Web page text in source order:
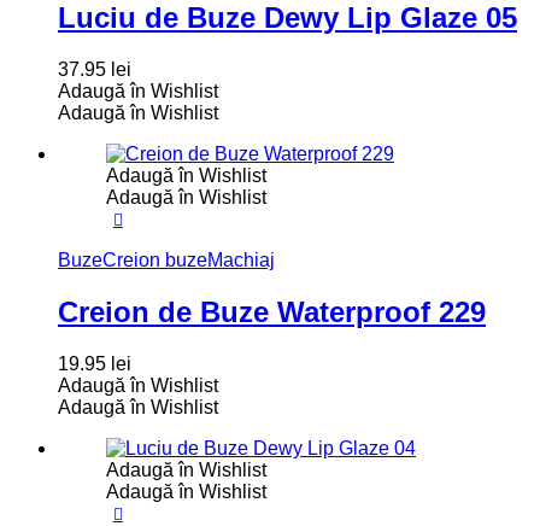
Luciu de Buze Dewy Lip Glaze 05
37.95 lei
Adaugă în Wishlist
Adaugă în Wishlist
Adaugă în Wishlist
Adaugă în Wishlist
BuzeCreion buzeMachiaj
Creion de Buze Waterproof 229
19.95 lei
Adaugă în Wishlist
Adaugă în Wishlist
Adaugă în Wishlist
Adaugă în Wishlist